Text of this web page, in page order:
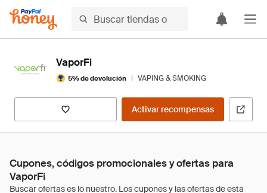
VaporFi
5% de devolución | VAPING & SMOKING
Activar recompensas
Cupones, códigos promocionales y ofertas para
VaporFi